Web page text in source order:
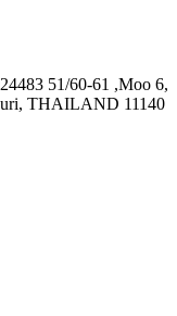
51/60-61 ,Moo 6,
THAILAND 11140